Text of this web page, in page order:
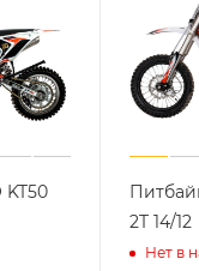
KT50
2T 14/12
Нет в